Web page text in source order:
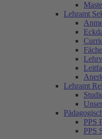
Lehramt
Lehramt
PPS
PPS